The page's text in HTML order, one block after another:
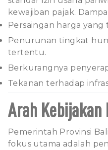
kewajiban pajak.
Persaingan harga yang
Penurunan tingkat
tertentu.
Berkurangnya
Tekanan terhadap
Arah
Pemerintah Provinsi
fokus utama adalah